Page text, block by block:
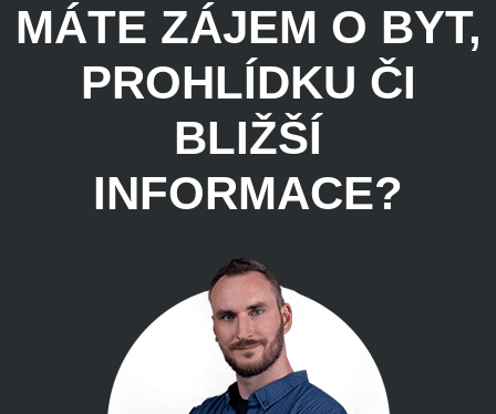
MÁTE ZÁJEM O BYT,
PROHLÍDKU ČI
BLIŽŠÍ
INFORMACE?